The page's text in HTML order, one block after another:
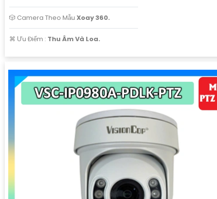
🎲 Camera Theo Mẫu Xoay 360.
️⌘ Ưu Điểm : Thu Âm Và Loa.